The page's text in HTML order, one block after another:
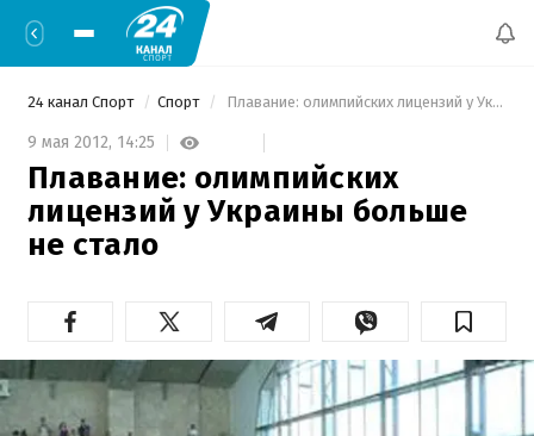
24 канал Спорт Спорт Плавание: олимпийских лицензий у Украины больше не стало
9 мая 2012, 14:25
Плавание: олимпийских
лицензий у Украины больше
не стало